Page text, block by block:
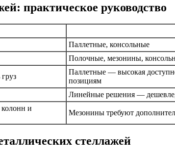
практическое руководство
Паллетные, консольные
Полочные, мезонины,
Паллетные — высокая
позициям
Линейные решения —
и
Мезонины требуют
стеллажей